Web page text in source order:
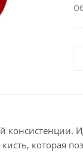
консистенции.
которая